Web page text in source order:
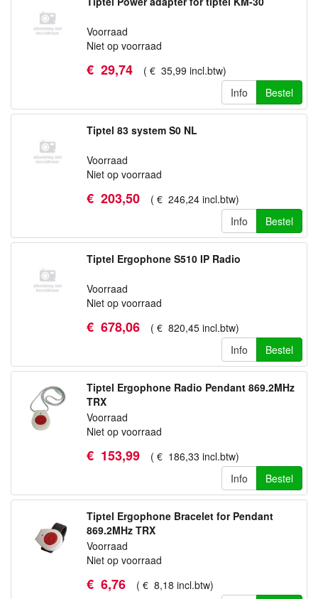
Voorraad
Niet op voorraad
€ 29,74 ( € 35,99 incl.btw)
Info
Bestel
Tiptel 83 system S0 NL
Voorraad
Niet op voorraad
€ 203,50 ( € 246,24 incl.btw)
Info
Bestel
Tiptel Ergophone S510 IP Radio
Voorraad
Niet op voorraad
€ 678,06 ( € 820,45 incl.btw)
Info
Bestel
Tiptel Ergophone Radio Pendant 869.2MHz
TRX
Voorraad
Niet op voorraad
€ 153,99 ( € 186,33 incl.btw)
Info
Bestel
Tiptel Ergophone Bracelet for Pendant
869.2MHz TRX
Voorraad
Niet op voorraad
€ 6,76 ( € 8,18 incl.btw)